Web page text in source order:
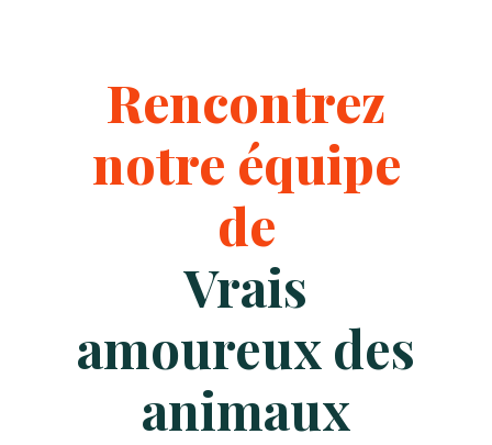
Rencontrez
notre équipe
de
Vrais
amoureux des
animaux